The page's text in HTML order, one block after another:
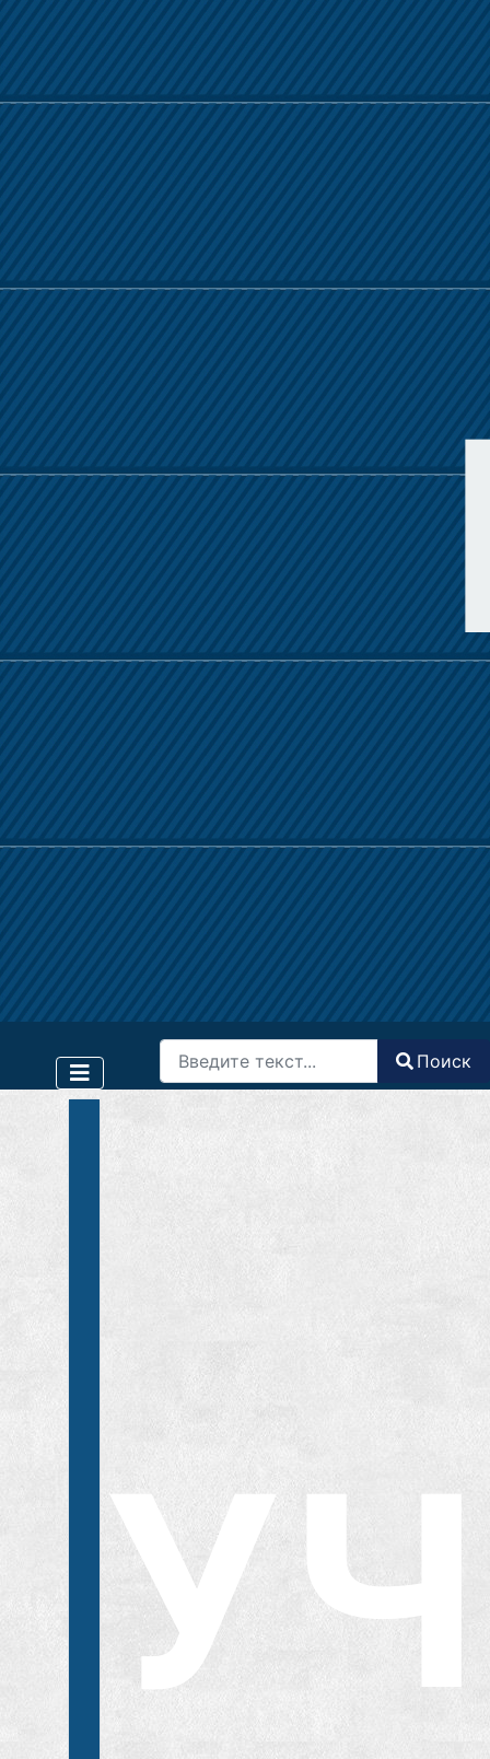
Поиск
Type 2 or more characters for results.
Поиск